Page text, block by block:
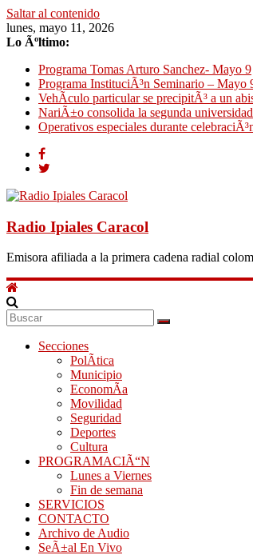
Saltar al contenido
lunes, mayo 11, 2026
Lo Ãºltimo:
Programa Tomas Arturo Sanchez- Mayo 9
Programa InstituciÃ³n Seminario – Mayo
VehÃ­culo particular se precipitÃ³ a un
NariÃ±o consolida la segunda
Operativos especiales durante
Radio Ipiales Caracol
Emisora afiliada a la primera cadena radial
Secciones
PolÃ­tica
Municipio
EconomÃ­a
Movilidad
Seguridad
Deportes
Cultura
PROGRAMACIÃ“N
Lunes a Viernes
Fin de semana
SERVICIOS
CONTACTO
Archivo de Audio
SeÃ±al En Vivo